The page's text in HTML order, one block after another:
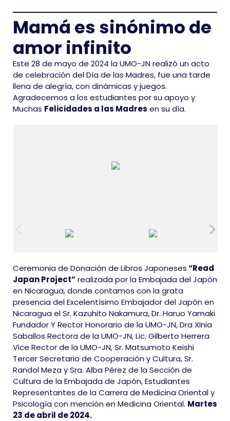
Mamá es sinónimo de
amor infinito
Este 28 de mayo de 2024 la UMO-JN realizó un acto
de celebración del Día de las Madres, fue una tarde
llena de alegría, con dinámicas y juegos.
Agradecemos a los estudiantes por su apoyo y
Muchas Felicidades a las Madres en su día.
Ceremonia de Donación de Libros Japoneses“Read
Japan Project”realizada por la Embajada del Japón
en Nicaragua, donde contamos con la grata
presencia del Excelentísimo Embajador del Japón en
Nicaragua el Sr. Kazuhito Nakamura, Dr. Haruo Yamaki
Fundador Y Rector Honorario de la UMO-JN, Dra Xinia
Saballos Rectora de la UMO-JN, Lic. Gilberto Herrera
Vice Rector de la UMO-JN, Sr. Matsumoto Keishi
Tercer Secretario de Cooperación y Cultura, Sr.
Randol Meza y Sra. Alba Pérez de la Sección de
Cultura de la Embajada de Japón, Estudiantes
Representantes de la Carrera de Medicina Oriental y
Psicología con mención en Medicina Oriental. Martes
23 de abril de 2024.